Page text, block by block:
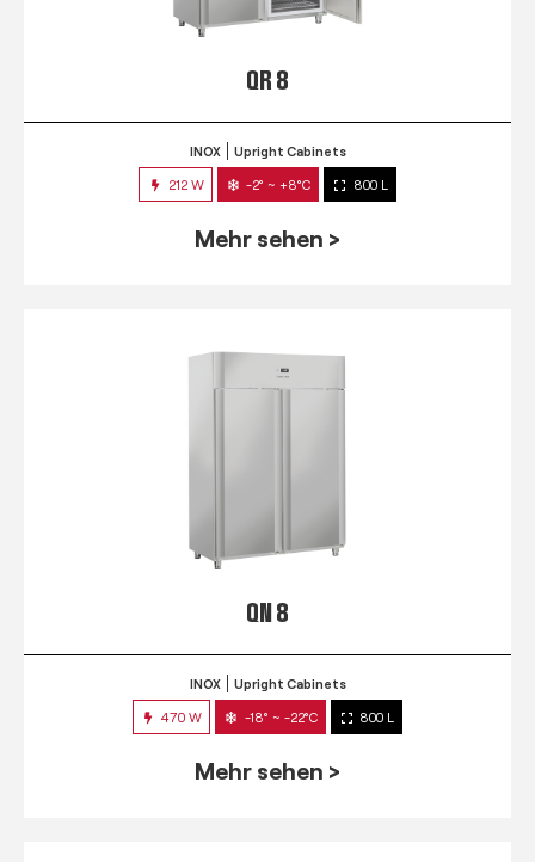
QR 8
INOX Upright Cabinets
212 W -2° ~ +8°C 800 L
Mehr sehen >
QN 8
INOX Upright Cabinets
470 W -18° ~ -22°C 800 L
Mehr sehen >